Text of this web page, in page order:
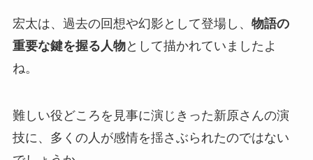
宏太は、過去の回想や幻影として登場し、 物語の
重要な鍵を握る人物として描かれていましたよ
ね。
難しい役どころを見事に演じきった新原さんの演
技に、多くの人が感情を揺さぶられたのではない